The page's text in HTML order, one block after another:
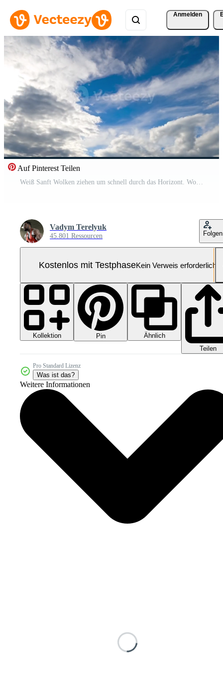
Anmelden
Auf Pinterest Teilen
Weiß Sanft Wolken ziehen um schnell durch das Horizont. Wolkenlandschaft Formation niedrig Winkel Sicht. Zeitraffer. Pro Video
Vadym Terelyuk
45.801 Ressourcen Folgen
Kostenlos mit TestphaseKein Verweis erforderlich
Kollektion Pin
Ähnlich
Teilen
Pro Standard Lizenz
Was ist das?
Weitere Informationen